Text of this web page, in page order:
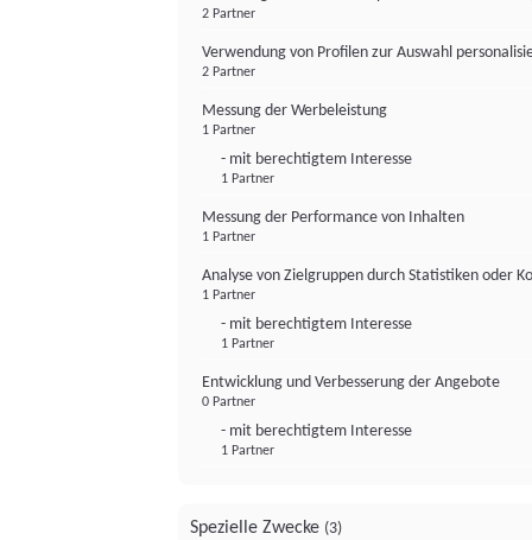
2 Partner
Verwendung von Profilen zur Auswahl
2 Partner
Messung der Werbeleistung
1 Partner
- mit berechtigtem Interesse
1 Partner
Messung der Performance von Inhalten
1 Partner
Analyse von Zielgruppen durch Statistiken oder
1 Partner
- mit berechtigtem Interesse
1 Partner
Entwicklung und Verbesserung der Angebote
0 Partner
- mit berechtigtem Interesse
1 Partner
Spezielle Zwecke (3)